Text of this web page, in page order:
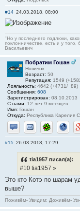
#14 24.03.2018, 08:00
"Но у последнего подлюки,
поклонничестве, есть и у того,
Васильевич
Побратим Гошан
Новичок
Возраст: 50
Репутация: 1549
Лояльность: 4642 (+4731/−89)
Сообщения: 608
Зарегистрирован: 08.10.2013
С нами: 12 лет 9 месяцев
Имя: Гошан
Откуда: Республика Карелия
Отправить личное
Отправить
ICQ
#15 26.03.2018, 17:29
tia1957 писал(а):
#10 tia1957 »
Это кто Котэ по шарам
выше?
Поживём- Увидим; Доживём-